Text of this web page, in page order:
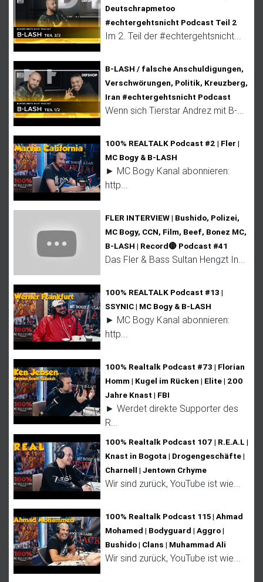
Deutschrapmetoo
#echtergehtsnicht Podcast Teil 2
Im 2. Teil der #echtergehtsnicht...
B-LASH / falsche Anschuldigungen,
Verschwörungen, Politik, Kreuzberg,
Iran #echtergehtsnicht Podcast
Wenn sich Tierstar Andrez mit B-...
100% REALTALK Podcast #2 | Fler |
MC Bogy & B-LASH
► MC Bogy Kanal abonnieren:
http...
FLER INTERVIEW | Bushido, Polizei,
MC Bogy, CCN, Film, Beef, Bonez MC,
B-LASH | Record🔴 Podcast #41
Das Fler & Bass Sultan Hengzt In...
100% REALTALK Podcast #13 |
SSYNIC | MC Bogy & B-LASH
► MC Bogy Kanal abonnieren:
http...
100% Realtalk Podcast #73 | Florian
Homm | Kugel im Rücken | Elite | 200
Jahre Knast | FBI
► Werdet direkte Supporter des
R...
100% Realtalk Podcast 107 | R.E.A.L |
Knast in Bogota | Drogengeschäfte |
Charnell | Jentown Crhyme
Wir sind zurück, YouTube ist wie...
100% Realtalk Podcast 115 | Ahmad
Mohamed | Bodyguard | Aggro |
Bushido | Clans | Muhammad Ali
Wir sind zurück, YouTube ist wie...